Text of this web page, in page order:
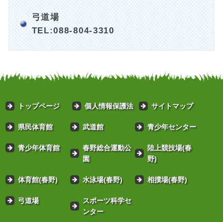
弓道場
TEL:088-804-3310
トップページ 個人情報保護法 サイトマップ
県民体育館 武道館 青少年センター
青少年体育館
春野総合運動公
園
陸上競技場(春
野)
体育館(春野) 水泳場(春野) 相撲場(春野)
弓道場
スポーツ科学セ
ンター